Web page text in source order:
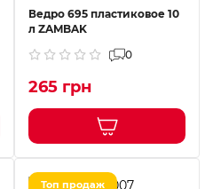
Ведро 695 пластиковое 10
л ZAMBAK
0
265 грн
Топ продаж